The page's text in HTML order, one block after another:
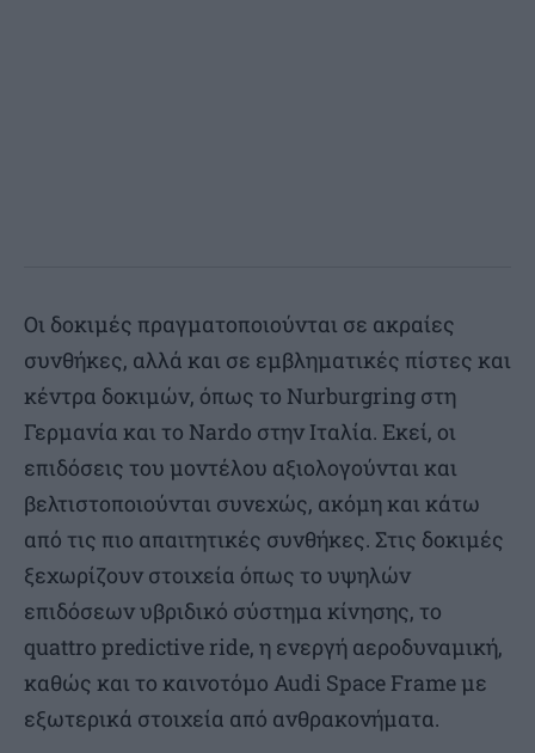
Οι δοκιμές πραγματοποιούνται σε ακραίες
συνθήκες, αλλά και σε εμβληματικές πίστες και
κέντρα δοκιμών, όπως το Nurburgring στη
Γερμανία και το Nardo στην Ιταλία. Εκεί, οι
επιδόσεις του μοντέλου αξιολογούνται και
βελτιστοποιούνται συνεχώς, ακόμη και κάτω
από τις πιο απαιτητικές συνθήκες. Στις δοκιμές
ξεχωρίζουν στοιχεία όπως το υψηλών
επιδόσεων υβριδικό σύστημα κίνησης, το
quattro predictive ride, η ενεργή αεροδυναμική,
καθώς και το καινοτόμο Audi Space Frame με
εξωτερικά στοιχεία από ανθρακονήματα.